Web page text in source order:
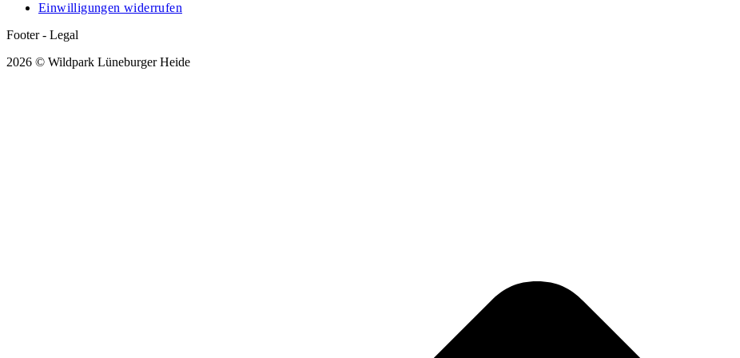
Einwilligungen widerrufen
Footer - Legal
2026 © Wildpark Lüneburger Heide